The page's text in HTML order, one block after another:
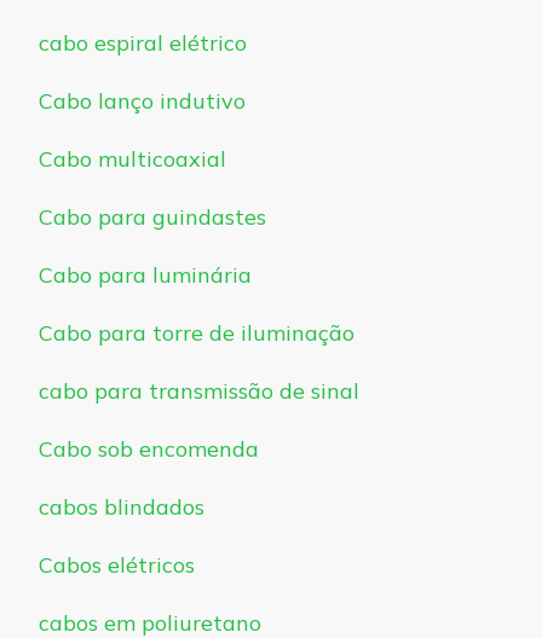
cabo espiral elétrico
Cabo lanço indutivo
Cabo multicoaxial
Cabo para guindastes
Cabo para luminária
Cabo para torre de iluminação
cabo para transmissão de sinal
Cabo sob encomenda
cabos blindados
Cabos elétricos
cabos em poliuretano